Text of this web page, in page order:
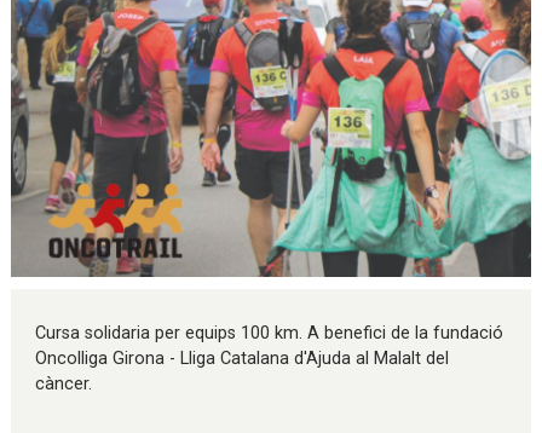
Cursa solidaria per equips 100 km. A benefici de la fundació
Oncolliga Girona - Lliga Catalana d'Ajuda al Malalt del
càncer.